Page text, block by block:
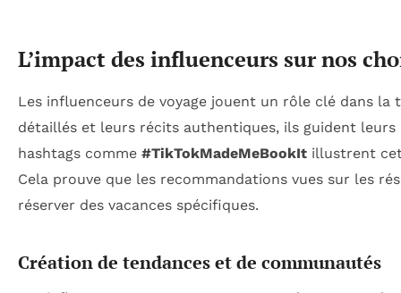
L’impact des influenceurs sur nos
Les influenceurs de voyage jouent un rôle clé dans
détaillés et leurs récits authentiques, ils guident leurs
hashtags comme #TikTokMadeMeBookIt illustrent
Cela prouve que les recommandations vues sur les
réserver des vacances spécifiques.
Création de tendances et de communautés